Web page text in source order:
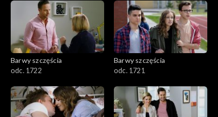
Barwy szczęścia
odc. 1722
Barwy szczęścia
odc. 1721